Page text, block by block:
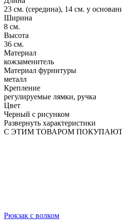
23 см. (середина), 14 см. у
Ширина
8 см.
Высота
36 см.
Материал
кожзаменитель
Материал фурнитуры
металл
Крепление
регулируемые лямки, ручка
Цвет
Черный с рисунком
Развернуть характеристики
С ЭТИМ ТОВАРОМ
Рюкзак с волком